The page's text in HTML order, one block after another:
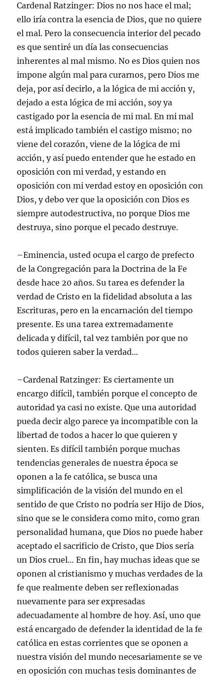
Cardenal Ratzinger: Dios no nos hace el mal;
ello iría contra la esencia de Dios, que no quiere
el mal. Pero la consecuencia interior del pecado
es que sentiré un día las consecuencias
inherentes al mal mismo. No es Dios quien nos
impone algún mal para curarnos, pero Dios me
deja, por así decirlo, a la lógica de mi acción y,
dejado a esta lógica de mi acción, soy ya
castigado por la esencia de mi mal. En mi mal
está implicado también el castigo mismo; no
viene del corazón, viene de la lógica de mi
acción, y así puedo entender que he estado en
oposición con mi verdad, y estando en
oposición con mi verdad estoy en oposición con
Dios, y debo ver que la oposición con Dios es
siempre autodestructiva, no porque Dios me
destruya, sino porque el pecado destruye.
–Eminencia, usted ocupa el cargo de prefecto
de la Congregación para la Doctrina de la Fe
desde hace 20 años. Su tarea es defender la
verdad de Cristo en la fidelidad absoluta a las
Escrituras, pero en la encarnación del tiempo
presente. Es una tarea extremadamente
delicada y difícil, tal vez también por que no
todos quieren saber la verdad…
–Cardenal Ratzinger: Es ciertamente un
encargo difícil, también porque el concepto de
autoridad ya casi no existe. Que una autoridad
pueda decir algo parece ya incompatible con la
libertad de todos a hacer lo que quieren y
sienten. Es difícil también porque muchas
tendencias generales de nuestra época se
oponen a la fe católica, se busca una
simplificación de la visión del mundo en el
sentido de que Cristo no podría ser Hijo de Dios,
sino que se le considera como mito, como gran
personalidad humana, que Dios no puede haber
aceptado el sacrificio de Cristo, que Dios sería
un Dios cruel… En fin, hay muchas ideas que se
oponen al cristianismo y muchas verdades de la
fe que realmente deben ser reflexionadas
nuevamente para ser expresadas
adecuadamente al hombre de hoy. Así, uno que
está encargado de defender la identidad de la fe
católica en estas corrientes que se oponen a
nuestra visión del mundo necesariamente se ve
en oposición con muchas tesis dominantes de